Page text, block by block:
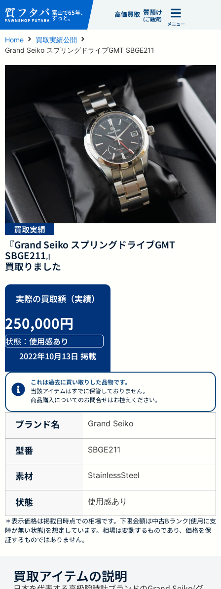
富山で65年、
ずっと。 高価買取 質預け
(ご融資)
メニュー
Home
買取実績公開
Grand Seiko スプリングドライブGMT SBGE211
買取実績
『Grand Seiko スプリングドライブGMT
SBGE211』
買取りました
実際の買取額（実績）
250,000円
状態： 使用感あり
2022年10月13日 掲載
これは過去に買い取りした品物です。
当該アイテムはすでに保管しておりません。
商品購入についてのお問合せはお控えください。
ブランド名 Grand Seiko
型番 SBGE211
素材 StainlessSteel
状態 使用感あり
＊表示価格は掲載日時点での相場です。下限金額は中古Bランク(使用に支
障が無い状態)を想定しています。相場は変動するものであり、価格を保
証するものではありません。
買取アイテムの説明